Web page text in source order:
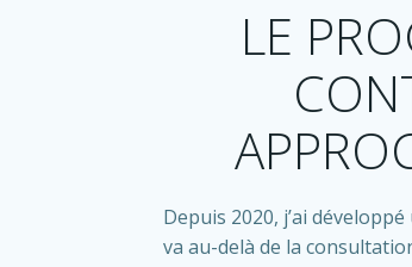
LE
Depuis 2020, j’ai
va au-delà de la